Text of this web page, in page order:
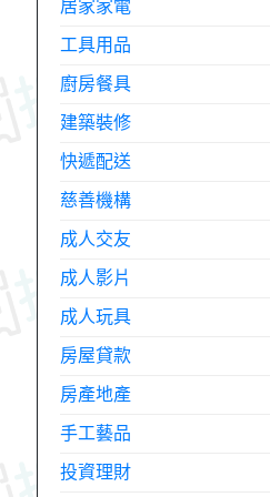
居家家電
工具用品
廚房餐具
建築裝修
快遞配送
慈善機構
成人交友
成人影片
成人玩具
房屋貸款
房產地產
手工藝品
投資理財